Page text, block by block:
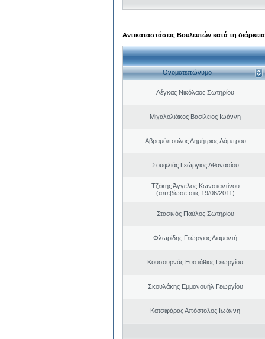
Αντικαταστάσεις Βουλευτών κατά τη
Ονοματεπώνυμο
Λέγκας Νικόλαος Σωτηρίου
Μιχαλολιάκος Βασίλειος Ιωάννη
Αβραμόπουλος Δημήτριος Λάμπρου
Σουφλιάς Γεώργιος Αθανασίου
Τζέκης Άγγελος Κωνσταντίνου
(απεβίωσε στις 19/06/2011)
Στασινός Παύλος Σωτηρίου
Φλωρίδης Γεώργιος Διαμαντή
Κουσουρνάς Ευστάθιος Γεωργίου
Σκουλάκης Εμμανουήλ Γεωργίου
Κατσιφάρας Απόστολος Ιωάννη